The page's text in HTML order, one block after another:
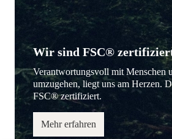
Wir sind FSC®
Verantwortungsvoll mit Menschen
umzugehen, liegt uns am Herzen.
FSC® zertifiziert.
Mehr erfahren